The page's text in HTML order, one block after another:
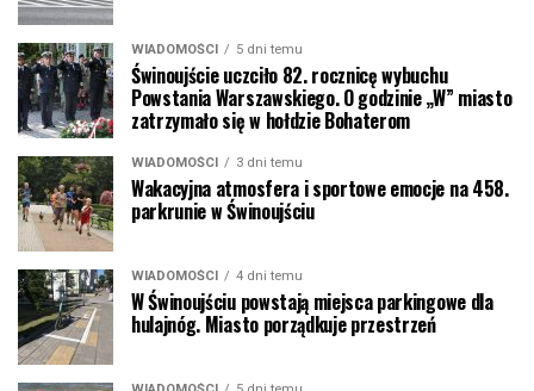
WIADOMOŚCI 5 dni temu
Świnoujście uczciło 82. rocznicę wybuchu
Powstania Warszawskiego. O godzinie „W” miasto
zatrzymało się w hołdzie Bohaterom
WIADOMOŚCI 3 dni temu
Wakacyjna atmosfera i sportowe emocje na 458.
parkrunie w Świnoujściu
WIADOMOŚCI 4 dni temu
W Świnoujściu powstają miejsca parkingowe dla
hulajnóg. Miasto porządkuje przestrzeń